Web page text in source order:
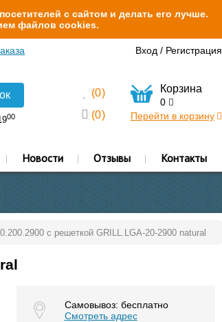
с сайтом и делать его лучше.
файлов cookies.
Вход / Регистрация
00
(0)
(0)
Корзина
0
Перейти в корзину
Новости Отзывы Контакты
с решеткой GRILL.LGA-20-2900 natural
Самовывоз: бесплатно
Смотреть адрес